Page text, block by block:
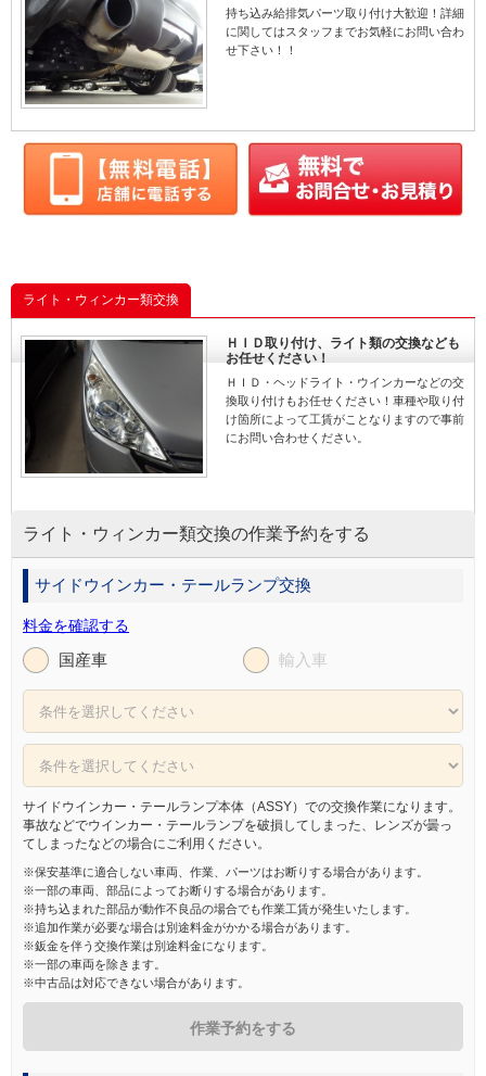
持ち込み給排気パーツ取り付け大歓迎！詳細
に関してはスタッフまでお気軽にお問い合わ
せ下さい！！
ライト・ウィンカー類交換
ＨＩＤ取り付け、ライト類の交換なども
お任せください！
ＨＩＤ・ヘッドライト・ウインカーなどの交
換取り付けもお任せください！車種や取り付
け箇所によって工賃がことなりますので事前
にお問い合わせください。
ライト・ウィンカー類交換の作業予約をする
サイドウインカー・テールランプ交換
料金を確認する
国産車 輸入車
サイドウインカー・テールランプ本体（ASSY）での交換作業になります。
事故などでウインカー・テールランプを破損してしまった、レンズが曇っ
てしまったなどの場合にご利用ください。
※保安基準に適合しない車両、作業、パーツはお断りする場合があります。
※一部の車両、部品によってお断りする場合があります。
※持ち込まれた部品が動作不良品の場合でも作業工賃が発生いたします。
※追加作業が必要な場合は別途料金がかかる場合があります。
※鈑金を伴う交換作業は別途料金になります。
※一部の車両を除きます。
※中古品は対応できない場合があります。
作業予約をする